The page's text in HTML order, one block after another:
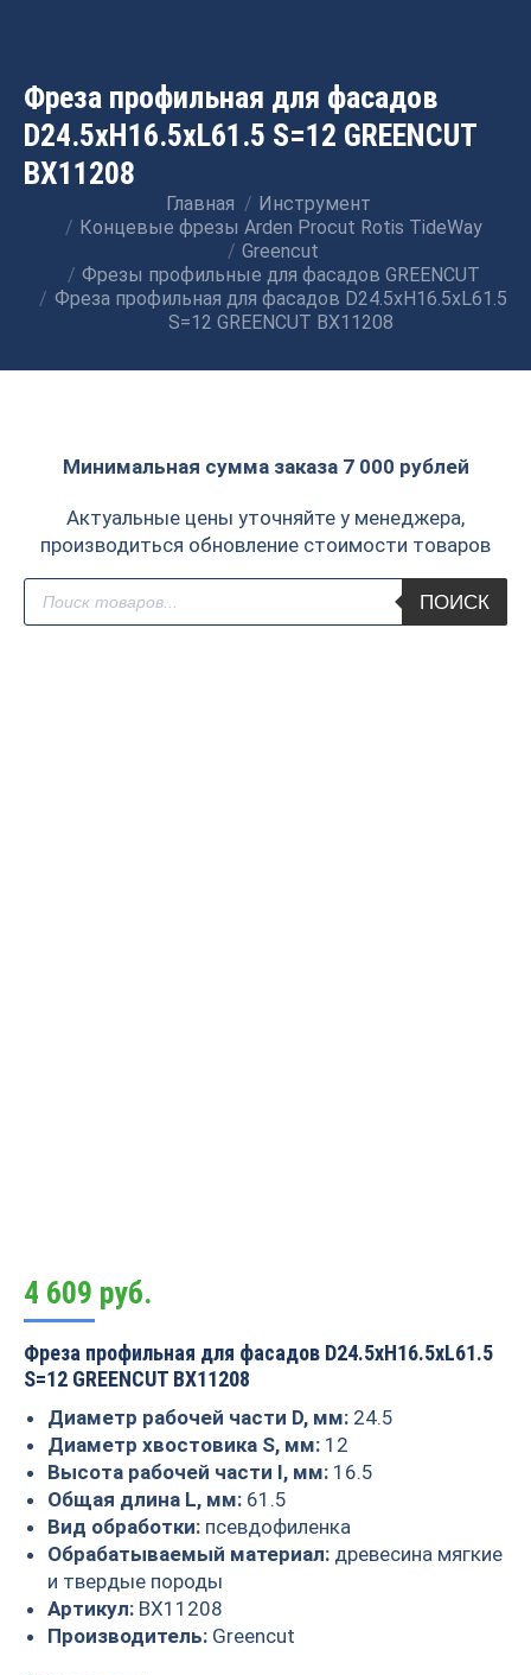
Фреза профильная для фасадов
D24.5xH16.5xL61.5 S=12 GREENCUT
BX11208
Главная
Инструмент
Концевые фрезы Arden Procut Rotis TideWay
Greencut
Фрезы профильные для фасадов GREENCUT
Фреза профильная для фасадов D24.5xH16.5xL61.5
S=12 GREENCUT BX11208
Минимальная сумма заказа 7 000 рублей
Актуальные цены уточняйте у менеджера,
производиться обновление стоимости товаров
Поиск
товаров
ПОИСК
4 609 руб.
Фреза профильная для фасадов D24.5xH16.5xL61.5
S=12 GREENCUT BX11208
Диаметр рабочей части D, мм: 24.5
Диаметр хвостовика S, мм: 12
Высота рабочей части I, мм: 16.5
Общая длина L, мм: 61.5
Вид обработки: псевдофиленка
Обрабатываемый материал: древесина мягкие
и твердые породы
Артикул: BX11208
Производитель: Greencut